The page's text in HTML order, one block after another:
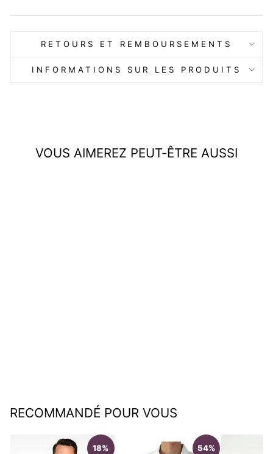
RETOURS ET REMBOURSEMENTS
INFORMATIONS SUR LES PRODUITS
VOUS AIMEREZ PEUT-ÊTRE AUSSI
RECOMMANDÉ POUR VOUS
18% 54%